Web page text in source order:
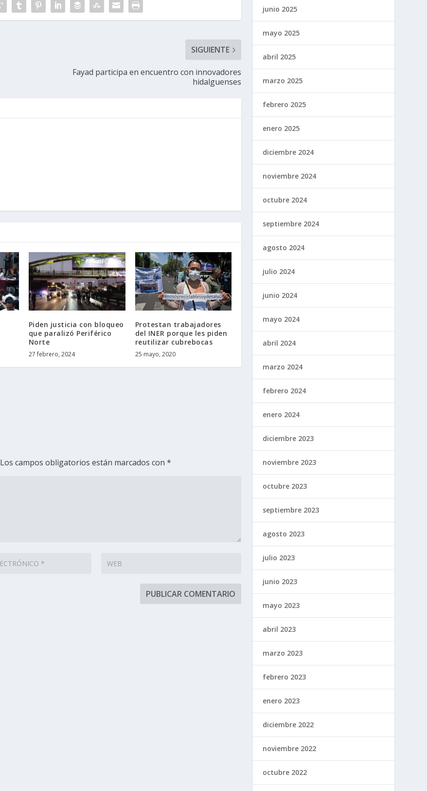
SIGUIENTE
Fayad participa en encuentro con innovadores
hidalguenses
Piden justicia con bloqueo
que paralizó Periférico
Norte
27 febrero, 2024
Protestan trabajadores
del INER porque les piden
reutilizar cubrebocas
25 mayo, 2020
Los campos obligatorios están marcados con*
junio 2025
mayo 2025
abril 2025
marzo 2025
febrero 2025
enero 2025
diciembre 2024
noviembre 2024
octubre 2024
septiembre 2024
agosto 2024
julio 2024
junio 2024
mayo 2024
abril 2024
marzo 2024
febrero 2024
enero 2024
diciembre 2023
noviembre 2023
octubre 2023
septiembre 2023
agosto 2023
julio 2023
junio 2023
mayo 2023
abril 2023
marzo 2023
febrero 2023
enero 2023
diciembre 2022
noviembre 2022
octubre 2022